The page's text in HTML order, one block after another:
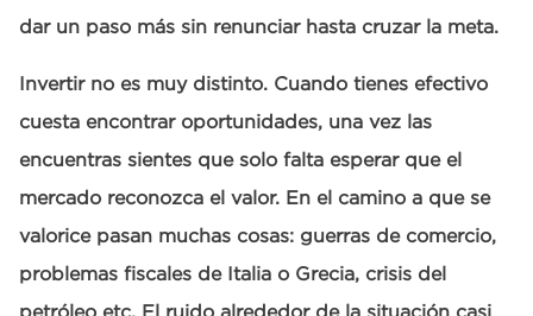
dar un paso más sin renunciar hasta cruzar la meta.
Invertir no es muy distinto. Cuando tienes efectivo
cuesta encontrar oportunidades, una vez las
encuentras sientes que solo falta esperar que el
mercado reconozca el valor. En el camino a que se
valorice pasan muchas cosas: guerras de comercio,
problemas fiscales de Italia o Grecia, crisis del
petróleo etc. El ruido alrededor de la situación casi